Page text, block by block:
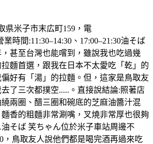
県米子市末広町159，電
業時間:11:30–14:30、17:00–21:30油そば
甚至台灣也能嚐到，雖說我也吃過幾
麵首選，跟我在日本不太愛吃「乾」的
好有「湯」的拉麵。但，這家是鳥取友
了三次都撲空.....。直接說結論:照著店
兩圈、醋三圈和碗底的芝麻油醬汁混
香的粗麵非常涮嘴，叉燒非常厚也很夠
そば 笑ちゃん位於米子車站周邊不
，鳥取友人說他們都是喝完酒再過來吃